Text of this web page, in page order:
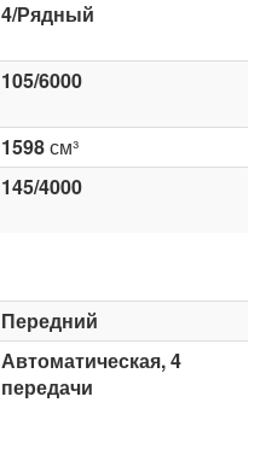
4/Рядный
105/6000
1598см³
145/4000
Передний
Автоматическая, 4
передачи